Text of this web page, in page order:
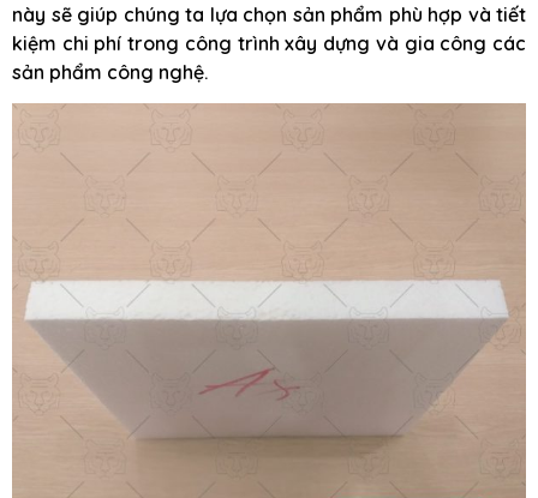
này sẽ giúp chúng ta lựa chọn sản phẩm phù hợp và tiết
kiệm chi phí trong công trình xây dựng và gia công các
sản phẩm công nghệ.